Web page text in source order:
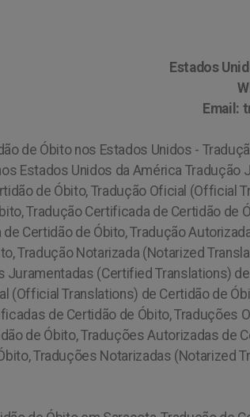
Estados
Email:
de Óbito nos Estados Unidos -
Estados Unidos da América Tradução
de Óbito, Tradução Oficial (Official
Tradução Certificada de Certidão de
Certidão de Óbito, Tradução
Tradução Notarizada (Notarized
Juramentadas (Certified Translations)
(Official Translations) de Certidão de
de Certidão de Óbito, Traduções
de Óbito, Traduções Autorizadas de
Traduções Notarizadas (Notarized